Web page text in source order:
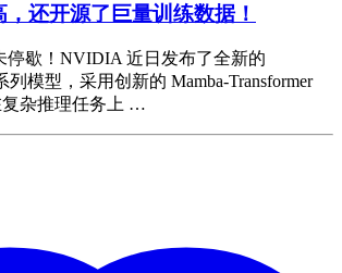
还开源了巨量训练数据！
停歇！NVIDIA 近日发布了全新的
列模型，采用创新的 Mamba-Transformer
杂推理任务上 …